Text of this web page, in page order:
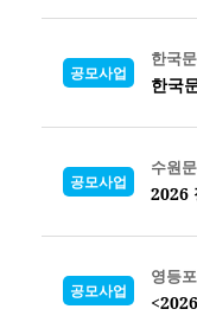
공모사업
한국
한국
공모사업
수원
2026
공모사업
영등